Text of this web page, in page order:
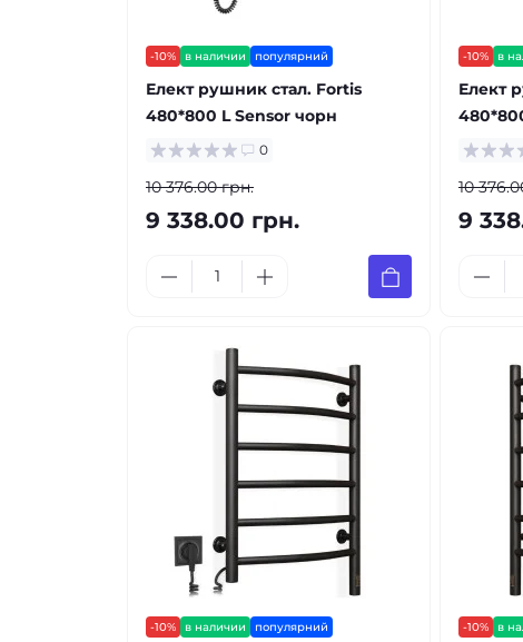
-10% в наличии популярний
Елект рушник стал. Fortis
480*800 L Sensor чорн
0
10 376.00 грн.
9 338.00 грн.
-10% в
Елект
10
9
-10% в наличии популярний -10% в